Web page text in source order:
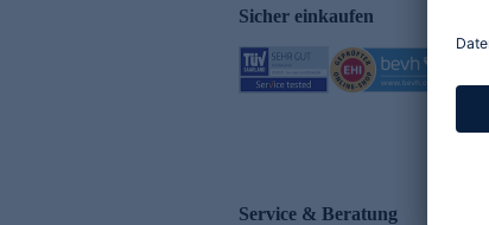
Sicher einkaufen
Service & Beratung